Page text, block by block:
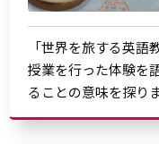
「世界を旅する英
授業を行った体験を
ることの意味を探りま